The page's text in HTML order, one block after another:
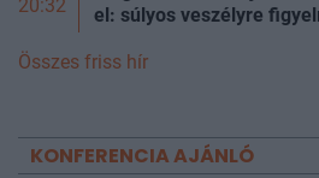
20:32
el: súlyos veszélyre
Összes friss hír
KONFERENCIA AJÁNLÓ